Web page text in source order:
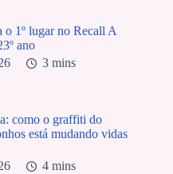
o 1º lugar no Recall A
ano
3 mins
como o graffiti do
está mudando vidas
4 mins